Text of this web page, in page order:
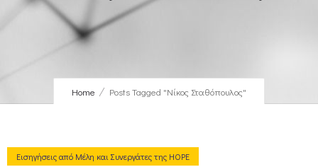
Home Posts Tagged "Νίκος Σταθόπουλος"
Εισηγήσεις από Μέλη και Συνεργάτες της HOPE